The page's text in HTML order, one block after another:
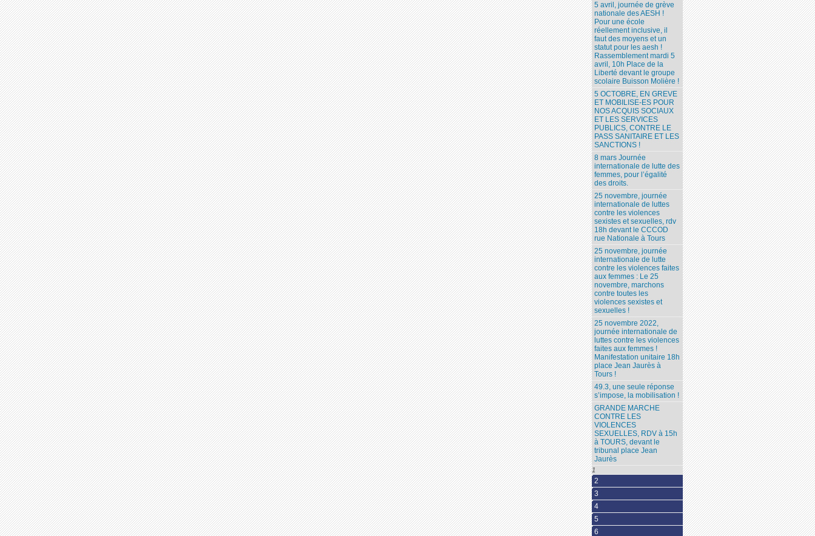
5 avril, journée de grève
nationale des AESH !
Pour une école
réellement inclusive, il
faut des moyens et un
statut pour les aesh !
Rassemblement mardi 5
avril, 10h Place de la
Liberté devant le groupe
scolaire Buisson Molière !
5 OCTOBRE, EN GREVE
ET MOBILISE-ES POUR
NOS ACQUIS SOCIAUX
ET LES SERVICES
PUBLICS, CONTRE LE
PASS SANITAIRE ET LES
SANCTIONS !
8 mars Journée
internationale de lutte des
femmes, pour l’égalité
des droits.
25 novembre, journée
internationale de luttes
contre les violences
sexistes et sexuelles, rdv
18h devant le CCCOD
rue Nationale à Tours
25 novembre, journée
internationale de lutte
contre les violences faites
aux femmes : Le 25
novembre, marchons
contre toutes les
violences sexistes et
sexuelles !
25 novembre 2022,
journée internationale de
luttes contre les violences
faites aux femmes !
Manifestation unitaire 18h
place Jean Jaurès à
Tours !
49.3, une seule réponse
s’impose, la mobilisation !
GRANDE MARCHE
CONTRE LES
VIOLENCES
SEXUELLES, RDV à 15h
à TOURS, devant le
tribunal place Jean
Jaurès
1
2
3
4
5
6